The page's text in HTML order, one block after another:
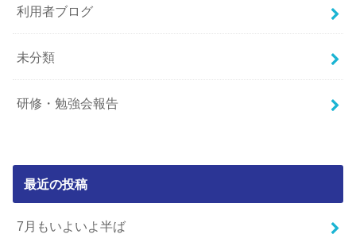
利用者ブログ
未分類
研修・勉強会報告
最近の投稿
7月もいよいよ半ば